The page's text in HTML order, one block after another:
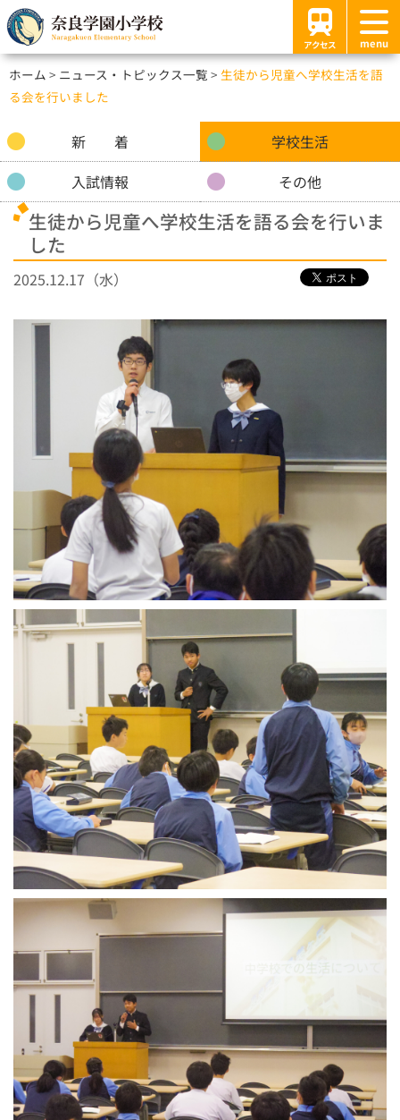
アクセス menu
ホーム ニュース・トピックス一覧
生徒から児童へ学校生活を語
る会を行いました
新 着
学校生活
入試情報
その他
生徒から児童へ学校生活を語る会を行いま
した
2025.12.17（水）